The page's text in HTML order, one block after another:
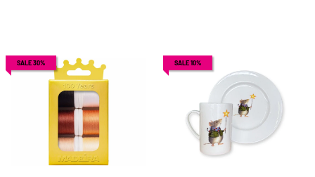
SALE 30% SALE 10%